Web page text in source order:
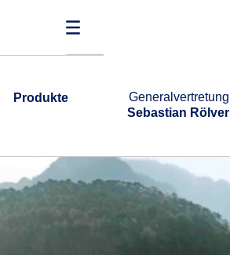
Generalvertretung
Sebastian Rölver
Produkte